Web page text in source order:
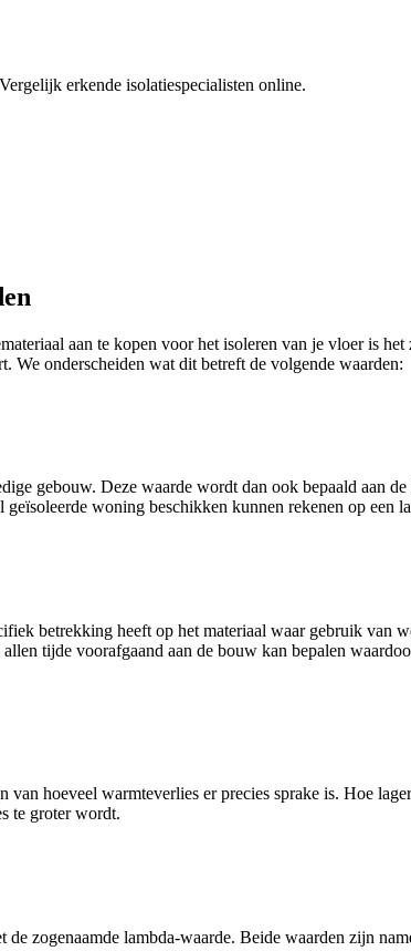
Vergelijk erkende isolatiespecialisten online.
aan te kopen voor het isoleren van je vloer is
We onderscheiden wat dit betreft de volgende waarden:
gebouw. Deze waarde wordt dan ook bepaald aan
woning beschikken kunnen rekenen op een
betrekking heeft op het materiaal waar gebruik van
tijde voorafgaand aan de bouw kan bepalen
van hoeveel warmteverlies er precies sprake is. Hoe
te groter wordt.
zogenaamde lambda-waarde. Beide waarden zijn